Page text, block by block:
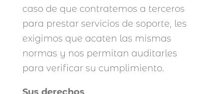
caso de que contratemos a terceros
para prestar servicios de soporte, les
exigimos que acaten las mismas
normas y nos permitan auditarles
para verificar su cumplimiento.